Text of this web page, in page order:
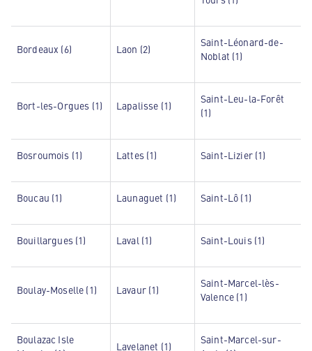
Bordeaux (6) Laon (2)
Saint-Léonard-de-
Noblat (1)
Bort-les-Orgues (1) Lapalisse (1)
Saint-Leu-la-Forêt
(1)
Bosroumois (1) Lattes (1) Saint-Lizier (1)
Boucau (1) Launaguet (1) Saint-Lô (1)
Bouillargues (1) Laval (1) Saint-Louis (1)
Boulay-Moselle (1) Lavaur (1)
Saint-Marcel-lès-
Valence (1)
Boulazac Isle
Lavelanet (1)
Saint-Marcel-sur-